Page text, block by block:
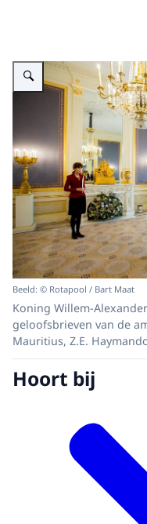
Vergroot afbeelding ""
Beeld: © Rotapool / Bart Maat
Koning Willem-
geloofsbrieven van de
Mauritius, Z.E.
Hoort bij